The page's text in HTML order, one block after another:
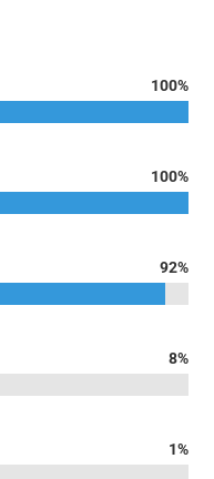
100%
100%
92%
8%
1%